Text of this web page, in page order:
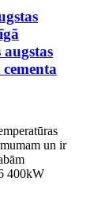
un ir
400kW